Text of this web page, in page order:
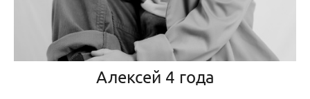
Алексей 4 года